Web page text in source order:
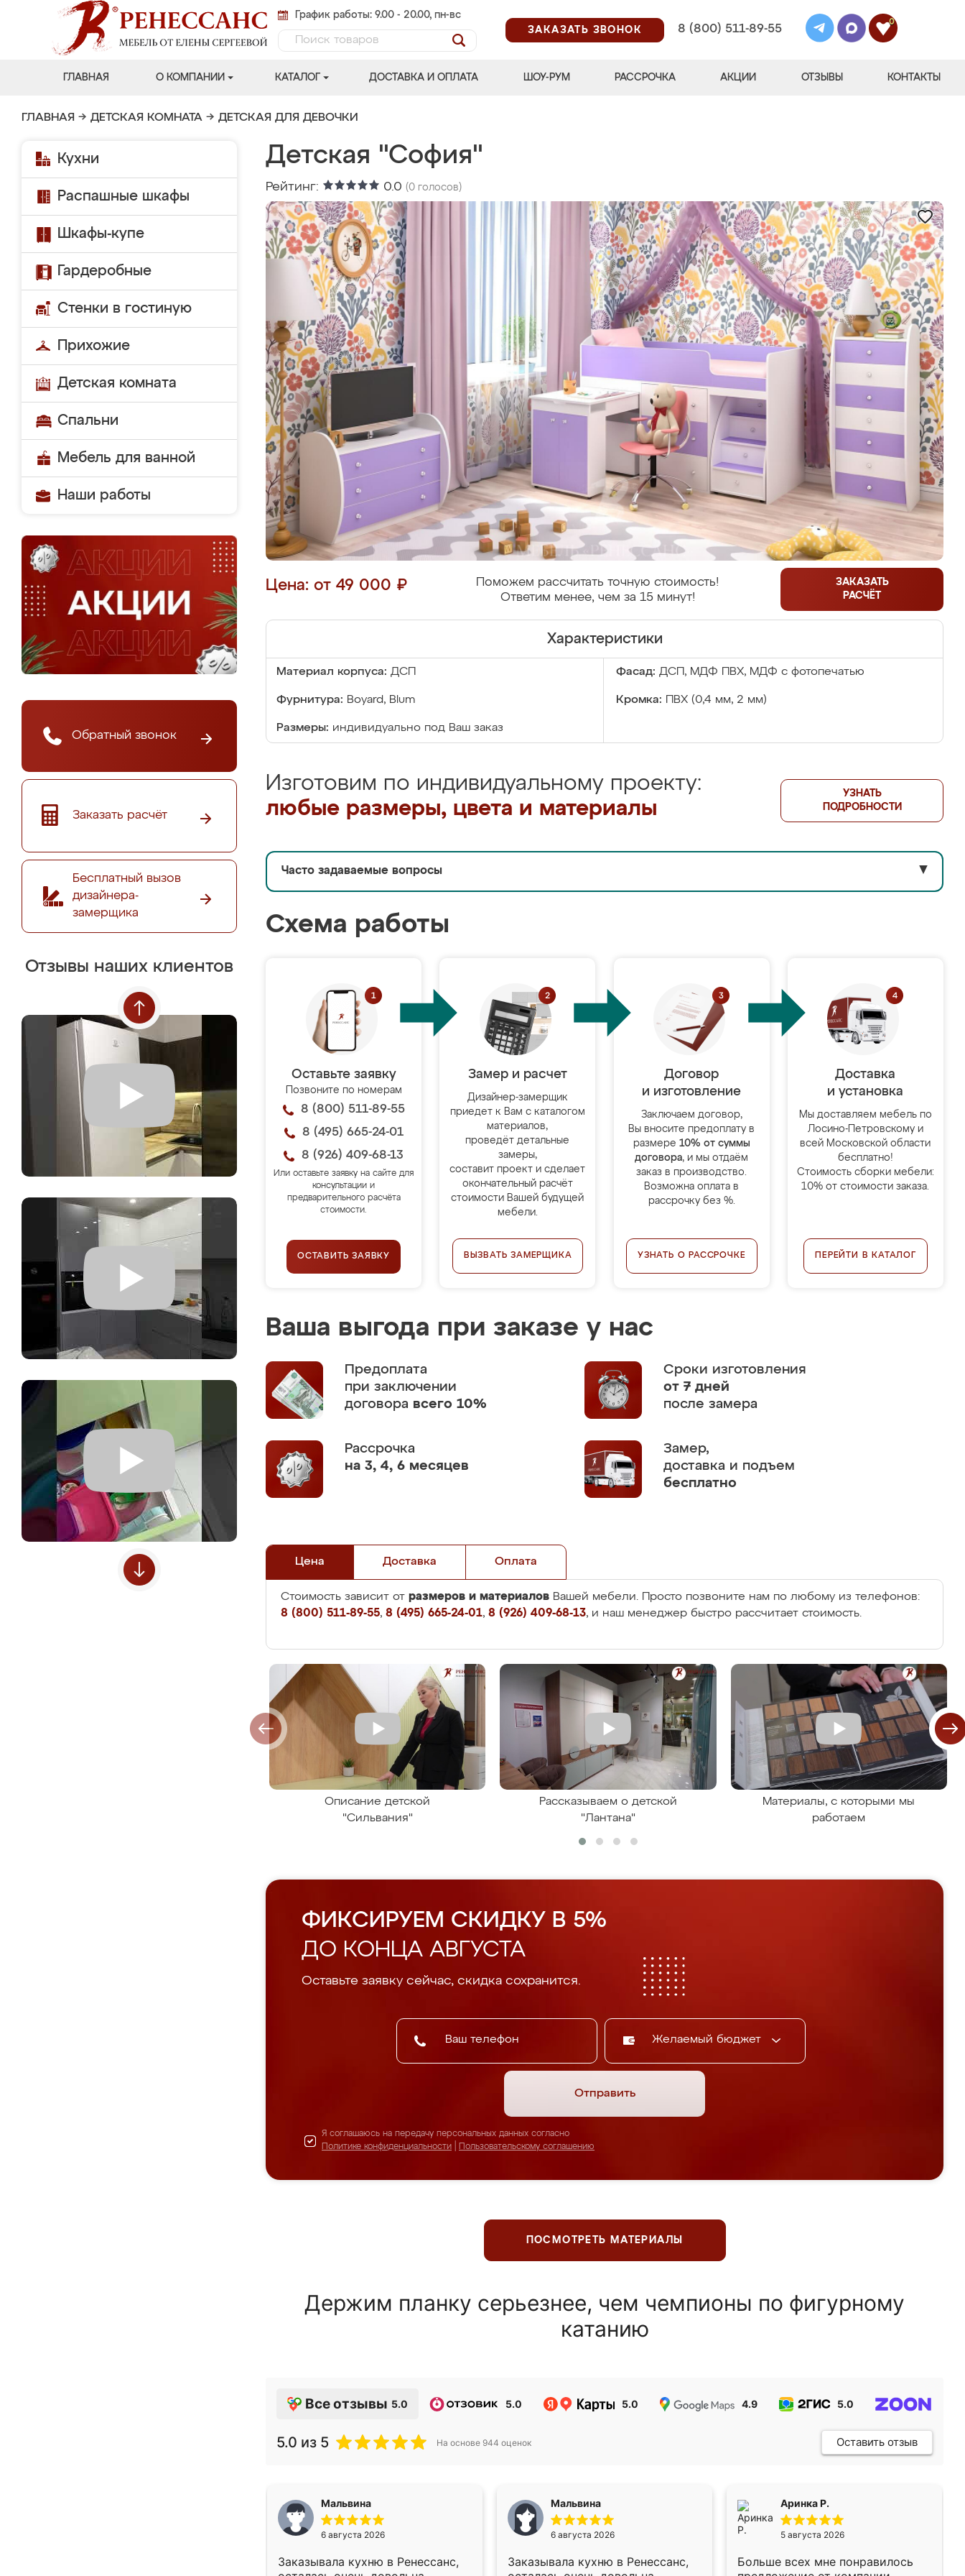
График работы: 9.00 - 20.00, пн-вс
ЗАКАЗАТЬ ЗВОНОК
8 (800) 511-89-55
0
ГЛАВНАЯ О КОМПАНИИ КАТАЛОГ ДОСТАВКА И ОПЛАТА ШОУ-РУМ РАССРОЧКА АКЦИИ ОТЗЫВЫ КОНТАКТЫ
ГЛАВНАЯ → ДЕТСКАЯ КОМНАТА → ДЕТСКАЯ ДЛЯ ДЕВОЧКИ
Кухни
Распашные шкафы
Шкафы-купе
Гардеробные
Стенки в гостиную
Прихожие
Детская комната
Спальни
Мебель для ванной
Наши работы
Обратный звонок
Заказать расчёт
Бесплатный вызов
дизайнера-
замерщика
Отзывы наших клиентов
Детская "София"
Рейтинг: 0.0 (0 голосов)
Цена: от 49 000 ₽
Поможем рассчитать точную стоимость!
Ответим менее, чем за 15 минут!
ЗАКАЗАТЬ
РАСЧЁТ
Характеристики
Материал корпуса: ДСП Фасад: ДСП, МДФ ПВХ, МДФ с фотопечатью
Фурнитура: Boyard, Blum Кромка: ПВХ (0,4 мм, 2 мм)
Размеры: индивидуально под Ваш заказ
Изготовим по индивидуальному проекту:
любые размеры, цвета и материалы
УЗНАТЬ
ПОДРОБНОСТИ
Часто задаваемые вопросы ▼
Схема работы
Оставьте заявку
Позвоните по номерам
8 (800) 511-89-55
8 (495) 665-24-01
8 (926) 409-68-13
Или оставьте заявку на сайте для
консультации и
предварительного расчёта
стоимости.
ОСТАВИТЬ ЗАЯВКУ
Замер и расчет
Дизайнер-замерщик
приедет к Вам с каталогом
материалов,
проведёт детальные
замеры,
составит проект и сделает
окончательный расчёт
стоимости Вашей будущей
мебели.
ВЫЗВАТЬ ЗАМЕРЩИКА
Договор
и изготовление
Заключаем договор,
Вы вносите предоплату в
размере 10% от суммы
договора, и мы отдаём
заказ в производство.
Возможна оплата в
рассрочку без %.
УЗНАТЬ О РАССРОЧКЕ
Доставка
и установка
Мы доставляем мебель по
Лосино-Петровскому и
всей Московской области
бесплатно!
Стоимость сборки мебели:
10% от стоимости заказа.
ПЕРЕЙТИ В КАТАЛОГ
Ваша выгода при заказе у нас
Предоплата
при заключении
договора всего 10%
Сроки изготовления
от 7 дней
после замера
Рассрочка
на 3, 4, 6 месяцев
Замер,
доставка и подъем
бесплатно
Цена Доставка Оплата
Стоимость зависит от размеров и материалов Вашей мебели. Просто позвоните нам по любому из телефонов:
8 (800) 511-89-55, 8 (495) 665-24-01, 8 (926) 409-68-13, и наш менеджер быстро рассчитает стоимость.
Описание детской
"Сильвания"
Рассказываем о детской
"Лантана"
Материалы, с которыми мы
работаем
ФИКСИРУЕМ СКИДКУ В 5%
ДО КОНЦА АВГУСТА
Оставьте заявку сейчас, скидка сохранится.
Желаемый бюджет
Отправить
Я соглашаюсь на передачу персональных данных согласно
Политике конфиденциальности
Пользовательскому соглашению
ПОСМОТРЕТЬ МАТЕРИАЛЫ
Держим планку серьезнее, чем чемпионы по фигурному
катанию
Все отзывы 5.0 5.0 5.0 4.9 5.0
5.0 из 5 На основе 944 оценок Оставить отзыв
Мальвина
6 августа 2026
Заказывала кухню в Ренессанс,
Мальвина
6 августа 2026
Заказывала кухню в Ренессанс,
Аринка Р.
5 августа 2026
Больше всех мне понравилось